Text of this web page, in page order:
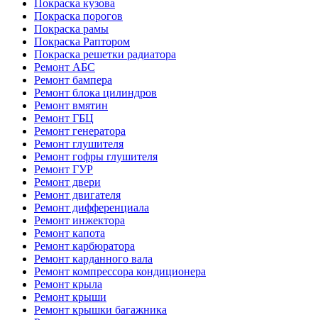
Покраска кузова
Покраска порогов
Покраска рамы
Покраска Раптором
Покраска решетки радиатора
Ремонт АБС
Ремонт бампера
Ремонт блока цилиндров
Ремонт вмятин
Ремонт ГБЦ
Ремонт генератора
Ремонт глушителя
Ремонт гофры глушителя
Ремонт ГУР
Ремонт двери
Ремонт двигателя
Ремонт дифференциала
Ремонт инжектора
Ремонт капота
Ремонт карбюратора
Ремонт карданного вала
Ремонт компрессора кондиционера
Ремонт крыла
Ремонт крыши
Ремонт крышки багажника